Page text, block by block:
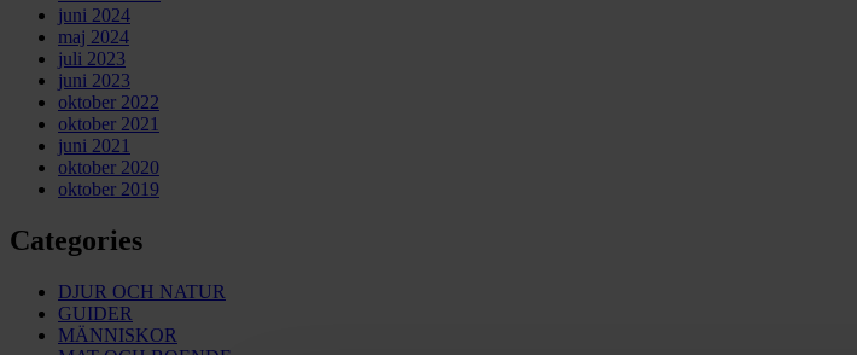
juni 2024
maj 2024
juli 2023
juni 2023
oktober 2022
oktober 2021
juni 2021
oktober 2020
oktober 2019
Categories
DJUR OCH NATUR
GUIDER
MÄNNISKOR